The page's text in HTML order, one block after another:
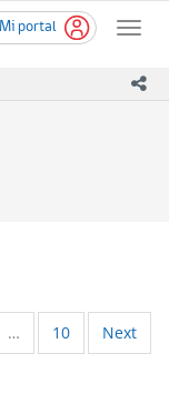
Mi portal
Toggle
… 10 Next